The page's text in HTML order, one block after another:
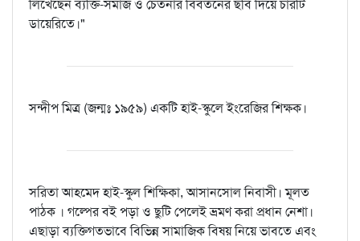
লিখেছেন ব্যক্তি-সমাজ ও চেতনার বিবর্তনের ছবি দিয়ে চারটি
ডায়েরিতে।"
সন্দীপ মিত্র (জন্মঃ ১৯৫৯) একটি হাই-স্কুলে ইংরেজির শিক্ষক।
সরিতা আহমেদ হাই-স্কুল শিক্ষিকা, আসানসোল নিবাসী। মূলত
পাঠক । গল্পের বই পড়া ও ছুটি পেলেই ভ্রমণ করা প্রধান নেশা।
এছাড়া ব্যক্তিগতভাবে বিভিন্ন সামাজিক বিষয় নিয়ে ভাবতে এবং